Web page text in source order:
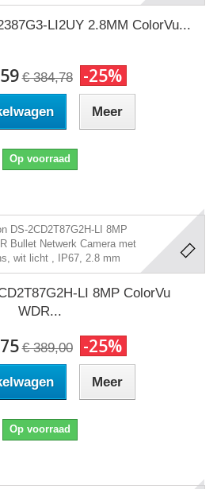
LI2UY 2.8MM ColorVu...
€ 384,78 -25%
Meer
Op voorraad
LI 8MP ColorVu
WDR...
€ 389,00 -25%
Meer
Op voorraad